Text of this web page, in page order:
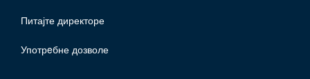
Питајте директоре
Употрeбне дозволе